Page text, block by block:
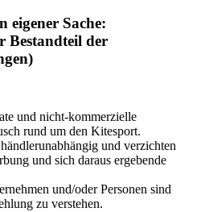
eigener Sache:
Bestandteil der
und nicht-kommerzielle
rund um den Kitesport.
und verzichten
und sich daraus ergebende
und/oder Personen sind
zu verstehen.